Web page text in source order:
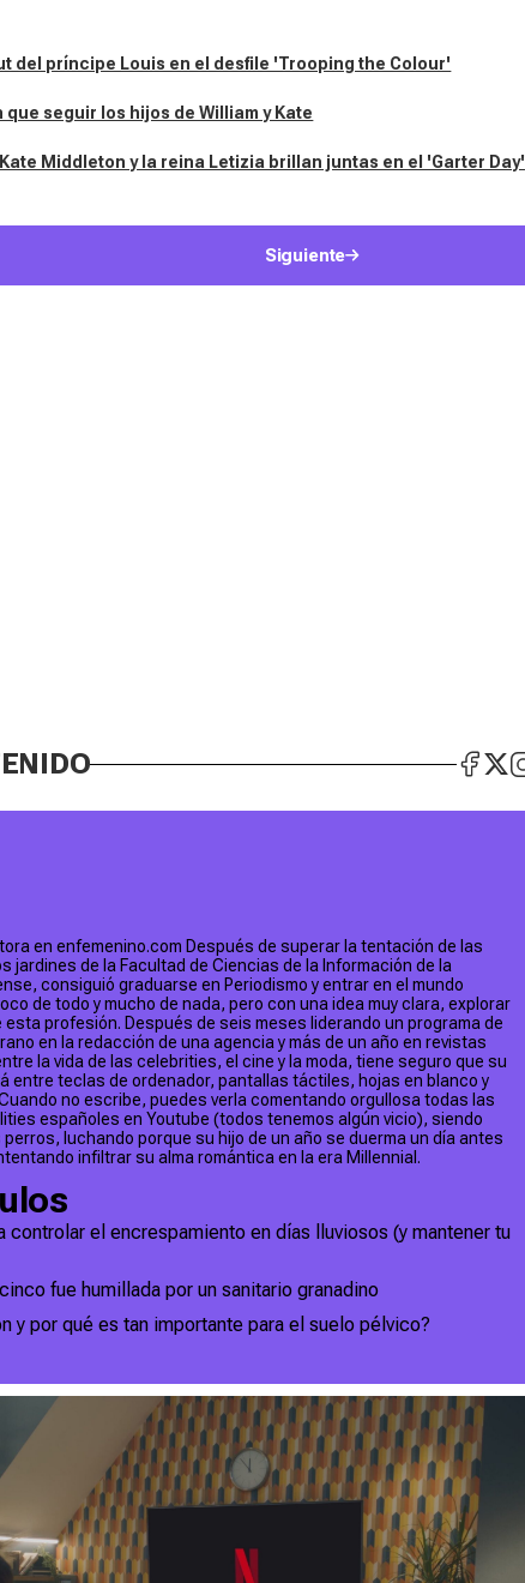
del príncipe Louis en el desfile 'Trooping the Colour'
seguir los hijos de William y Kate
Middleton y la reina Letizia brillan juntas en el 'Garter Day'
Siguiente
en enfemenino.com Después de superar la tentación de las
jardines de la Facultad de Ciencias de la Información de la
consiguió graduarse en Periodismo y entrar en el mundo
de todo y mucho de nada, pero con una idea muy clara, explorar
profesión. Después de seis meses liderando un programa de
en la redacción de una agencia y más de un año en revistas
la vida de las celebrities, el cine y la moda, tiene seguro que su
entre teclas de ordenador, pantallas táctiles, hojas en blanco y
no escribe, puedes verla comentando orgullosa todas las
españoles en Youtube (todos tenemos algún vicio), siendo
luchando porque su hijo de un año se duerma un día antes
infiltrar su alma romántica en la era Millennial.
el encrespamiento en días lluviosos (y mantener tu
fue humillada por un sanitario granadino
y por qué es tan importante para el suelo pélvico?